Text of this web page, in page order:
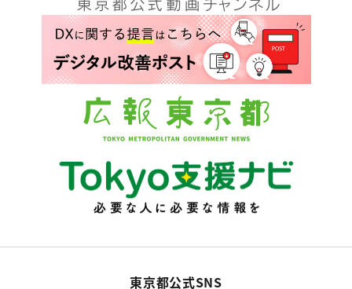
東京都公式SNS